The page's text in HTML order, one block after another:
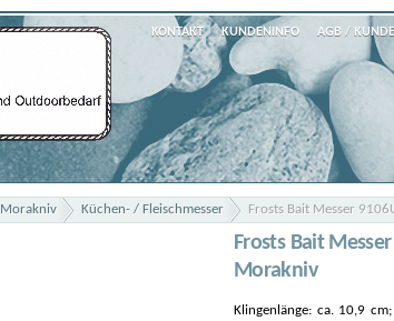
KONTAKT KUNDENINFO AGB /
Morakniv Küchen- / Fleischmesser Frosts Bait Messer
Frosts Bait
Morakniv
Klingenlänge: ca. 10,9